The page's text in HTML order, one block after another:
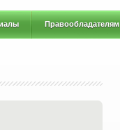
Правообладателям